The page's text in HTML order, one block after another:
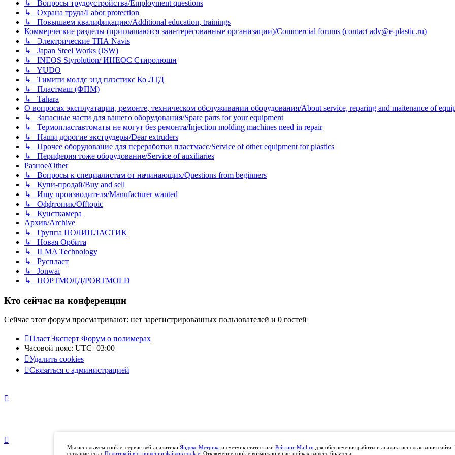
↳ Вопросы трудоустройства/Employment questions
↳ Охрана труда/Labor protection
↳ Повышаем квалификацию/Additional education, trainings
Коммерческие разделы (приглашаются заинтересованные организации)/Commercial forums (contact adv@e-plastic.ru)
↳ Электрические ТПА Navis
↳ Japan Steel Works (JSW)
↳ INEOS Styrolution/ ИНЕОС Стиролюшн
↳ YUDO
↳ Тимити молдс энд плэстикс Ко ЛТД
↳ Пластмаш (ФПМ)
↳ Tahara
О вопросах эксплуатации, ремонте, техническом обслуживании оборудования/About service, reparing and maitenance of
↳ Запасные части для вашего оборудования/Spare parts for your equipment
↳ Термопластавтоматы не могут без ремонта/Injection molding machines need in repair
↳ Наши дорогие экструдеры/Dear extruders
↳ Прочее оборудование для переработки пластмасс/Service of other equipment for plastics
↳ Периферия тоже оборудование/Service of auxiliaries
Разное/Other
↳ Вопросы к специалистам от начинающих/Questions from beginners
↳ Купи-продай/Buy and sell
↳ Ищу производителя/Manufacturer wanted
↳ Оффтопик/Offtopic
↳ Кунсткамера
Архив/Archive
↳ Группа ПОЛИПЛАСТИК
↳ Новая Орбита
↳ ILMA Technology
↳ Руспласт
↳ Jonwai
↳ ПОРТМОЛД/PORTMOLD
Кто сейчас на конференции
Сейчас этот форум просматривают: нет зарегистрированных пользователей и 0 гостей
ПластЭксперт Форум о полимерах
Часовой пояс: UTC+03:00
Удалить cookies
Связаться с администрацией
Мы используем cookie, сервис веб-аналитики Яндекс.Метрика и счетчик статистики Рейтинг Mail.ru для обеспечения работы и анализа использования
соглашаетесь с Политикой в отношении файлов cookie . Отключение cookie возможно в настройках вашего браузера.